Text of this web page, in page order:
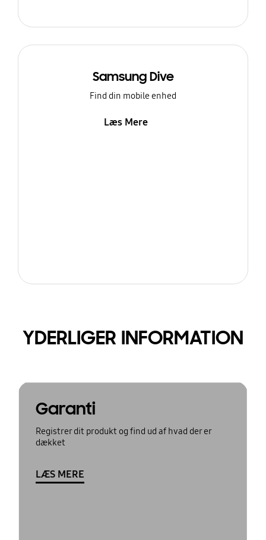
Samsung Dive
Find din mobile enhed
Læs Mere
YDERLIGER INFORMATION
Garanti
Registrer dit produkt og find ud af hvad der er
dækket
LÆS MERE